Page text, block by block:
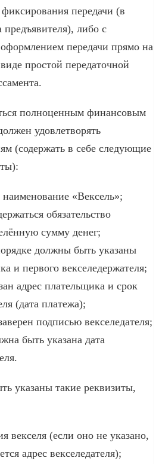
передачи (в
предъявителя), либо с
передачи прямо на
простой передаточной
полноценным финансовым
удовлетворять
(содержать в себе следующие
«Вексель»;
обязательство
сумму денег;
должны быть указаны
и первого векселедержателя;
адрес плательщика и срок
(дата платежа);
подписью векселедателя;
быть указана дата
указаны такие реквизиты,
векселя (если оно не указано,
адрес векселедателя);